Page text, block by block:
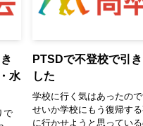
水
で
PTSDで不登校で引
した
学校に行く気はあったの
せいか学校にもう復帰す
に行かせようと思ってい